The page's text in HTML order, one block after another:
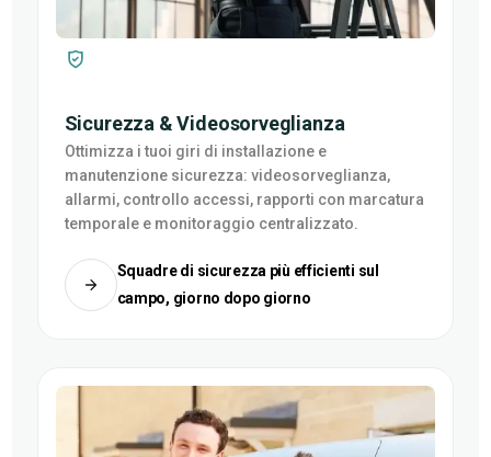
Sicurezza & Videosorveglianza
Ottimizza i tuoi giri di installazione e
manutenzione sicurezza: videosorveglianza,
allarmi, controllo accessi, rapporti con marcatura
temporale e monitoraggio centralizzato.
Squadre di sicurezza più efficienti sul
campo, giorno dopo giorno